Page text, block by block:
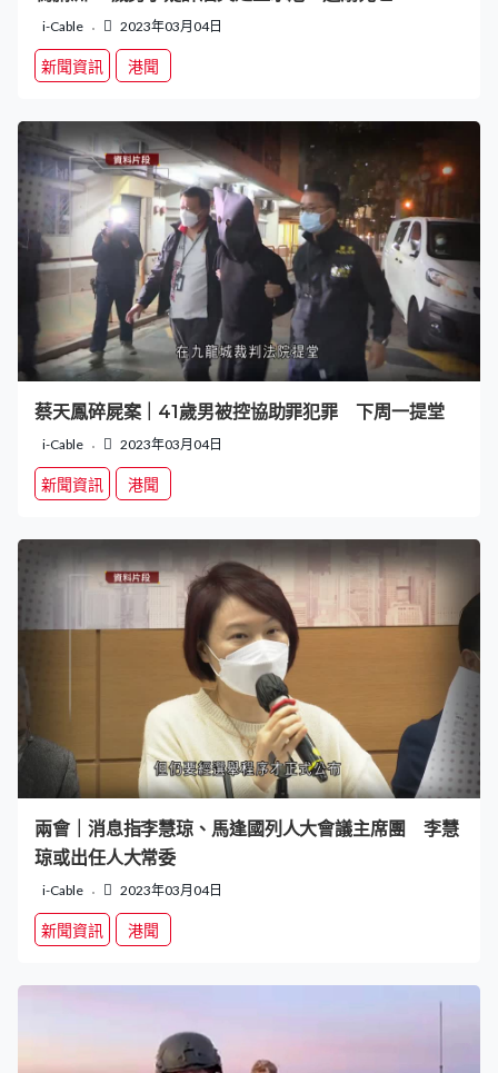
i-Cable 2023年03月04日
新聞資訊 港聞
蔡天鳳碎屍案｜41歲男被控協助罪犯罪 下周一提堂
i-Cable 2023年03月04日
新聞資訊 港聞
兩會｜消息指李慧琼、馬逢國列人大會議主席團 李慧
琼或出任人大常委
i-Cable 2023年03月04日
新聞資訊 港聞